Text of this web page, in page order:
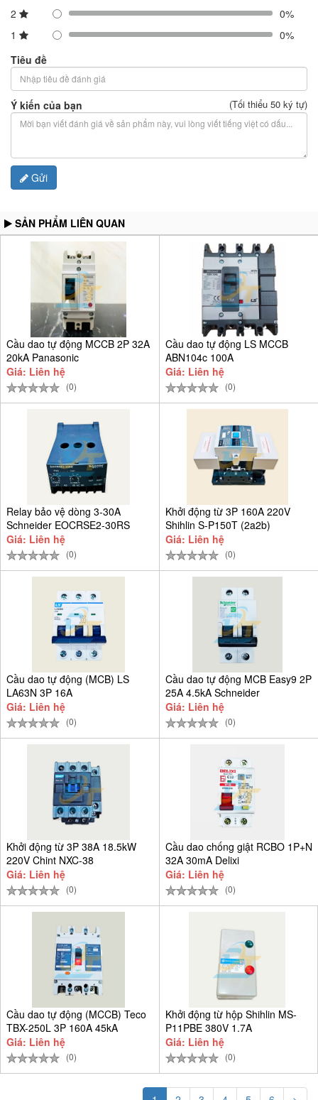
2
0%
1
0%
Tiêu đề
Ý kiến của bạn (Tối thiểu 50 ký tự)
Gửi
SẢN PHẨM LIÊN QUAN
Cầu dao tự động MCCB 2P 32A
20kA Panasonic
BBSF2232CTCV
Giá: Liên hệ
(0)
Cầu dao tự động LS MCCB
ABN104c 100A
Giá: Liên hệ
(0)
Relay bảo vệ dòng 3-30A
Schneider EOCRSE2-30RS
Giá: Liên hệ
(0)
Khởi động từ 3P 160A 220V
Shihlin S-P150T (2a2b)
Giá: Liên hệ
(0)
Cầu dao tự động (MCB) LS
LA63N 3P 16A
Giá: Liên hệ
(0)
Cầu dao tự động MCB Easy9 2P
25A 4.5kA Schneider
EZ9F34225
Giá: Liên hệ
(0)
Khởi động từ 3P 38A 18.5kW
220V Chint NXC-38
Giá: Liên hệ
(0)
Cầu dao chống giật RCBO 1P+N
32A 30mA Delixi
CDB6LESi1C32
Giá: Liên hệ
(0)
Cầu dao tự động (MCCB) Teco
TBX-250L 3P 160A 45kA
Giá: Liên hệ
(0)
Khởi động từ hộp Shihlin MS-
P11PBE 380V 1.7A
Giá: Liên hệ
(0)